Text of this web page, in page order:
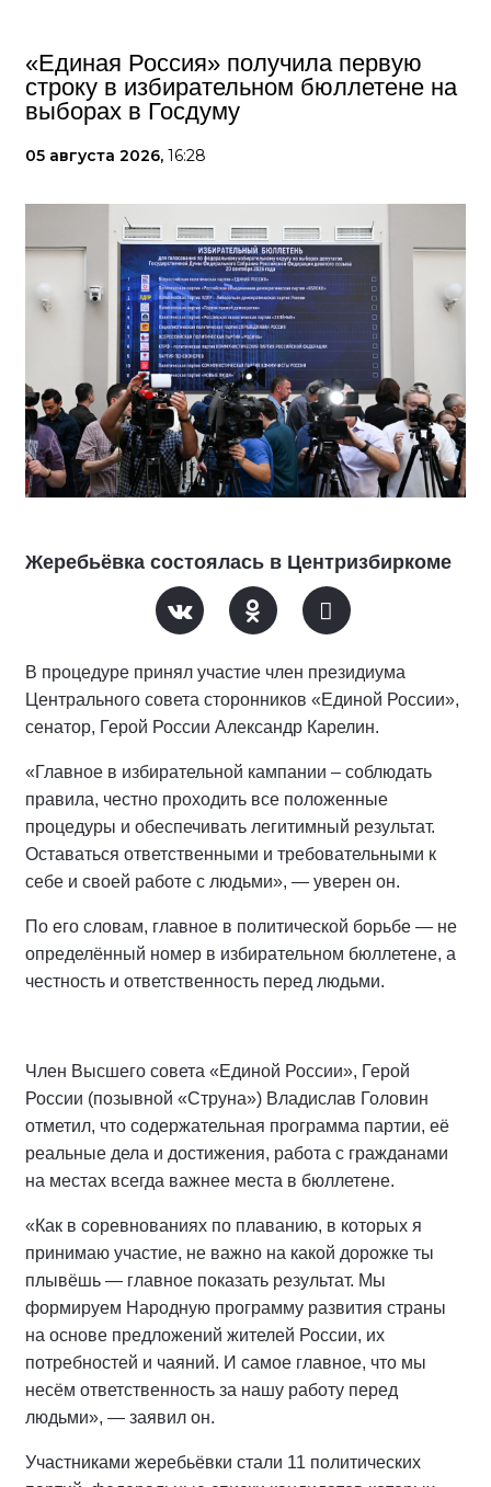
«Единая Россия» получила первую
строку в избирательном бюллетене на
выборах в Госдуму
05 августа 2026, 16:28
Жеребьёвка состоялась в Центризбиркоме
В процедуре принял участие член президиума
Центрального совета сторонников «Единой России»,
сенатор, Герой России Александр Карелин.
«Главное в избирательной кампании – соблюдать
правила, честно проходить все положенные
процедуры и обеспечивать легитимный результат.
Оставаться ответственными и требовательными к
себе и своей работе с людьми», — уверен он.
По его словам, главное в политической борьбе — не
определённый номер в избирательном бюллетене, а
честность и ответственность перед людьми.
Член Высшего совета «Единой России», Герой
России (позывной «Струна») Владислав Головин
отметил, что содержательная программа партии, её
реальные дела и достижения, работа с гражданами
на местах всегда важнее места в бюллетене.
«Как в соревнованиях по плаванию, в которых я
принимаю участие, не важно на какой дорожке ты
плывёшь — главное показать результат. Мы
формируем Народную программу развития страны
на основе предложений жителей России, их
потребностей и чаяний. И самое главное, что мы
несём ответственность за нашу работу перед
людьми», — заявил он.
Участниками жеребьёвки стали 11 политических